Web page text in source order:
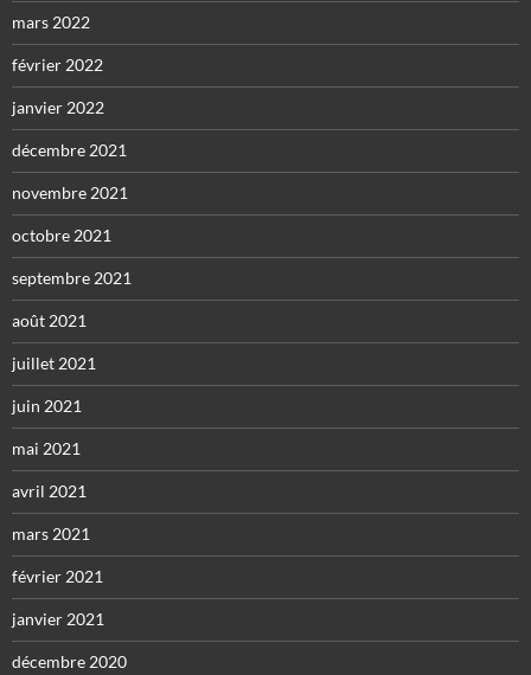
mars 2022
février 2022
janvier 2022
décembre 2021
novembre 2021
octobre 2021
septembre 2021
août 2021
juillet 2021
juin 2021
mai 2021
avril 2021
mars 2021
février 2021
janvier 2021
décembre 2020